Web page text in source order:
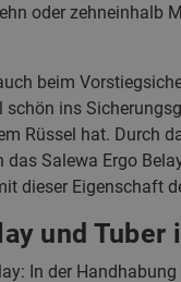
oder zehneinhalb
beim
ins
Rüssel hat. Durch
Salewa Ergo
dieser Eigenschaft
und Tuber
In der